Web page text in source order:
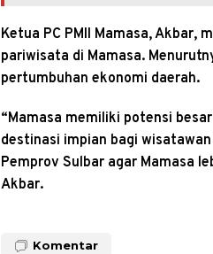
Ketua PC PMII Mamasa,
pariwisata di Mamasa.
pertumbuhan ekonomi daerah.
“Mamasa memiliki potensi
destinasi impian bagi
Pemprov Sulbar agar Mamasa
Akbar.
Komentar